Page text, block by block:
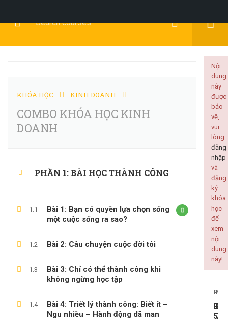
BACKEND
COMBO KHÓA HỌC KINH DOANH
KHÓA HỌC KINH DOANH
COMBO KHÓA HỌC KINH
DOANH
PHẦN 1: BÀI HỌC THÀNH CÔNG
1.1
Bài 1: Bạn có quyền lựa chọn sống
một cuộc sống ra sao?
1.2 Bài 2: Câu chuyện cuộc đời tôi
1.3
Bài 3: Chỉ có thể thành công khi
không ngừng học tập
1.4
Bài 4: Triết lý thành công: Biết ít –
Ngu nhiều – Hành động dã man
Nội
dung
này
được
bảo
vệ,
vui
lòng
đăng
nhập
và
đăng
ký
khóa
học
để
xem
nội
dung
này!
PREV
Bài
5:
Bài
7:
ALL COURSES
BACKEND
CÔNG NGHỆ THÔNG TIN
KINH DOANH
KỸ NĂNG MỀM